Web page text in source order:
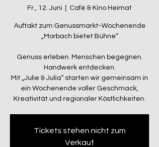
Fr., 12. Juni Café & Kino Heimat
Auftakt zum Genussmarkt-Wochenende
„Morbach bietet Bühne“
Genuss erleben. Menschen begegnen.
Handwerk entdecken.
Mit „Julie & Julia“ starten wir gemeinsam in
ein Wochenende voller Geschmack,
Kreativität und regionaler Köstlichkeiten.
Tickets stehen nicht zum
Verkauf